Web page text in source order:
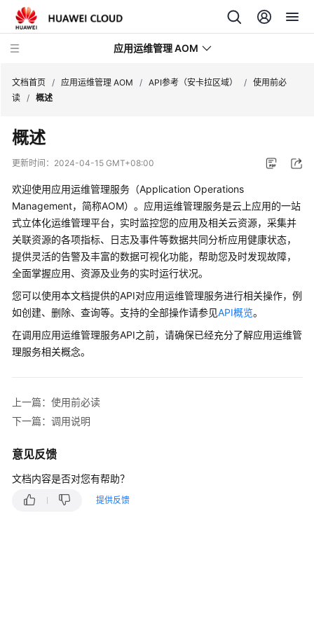
应用运维管理 AOM
最
新
动
产
品
介
绍
费
说
明
门
户
指
南
文档首页 / 应用运维管理 AOM / API参考（安卡拉区域） / 使用前必
读 / 概述
概述
更新时间： 2024-04-15 GMT+08:00
欢迎使用应用运维管理服务（Application Operations
Management，简称AOM）。应用运维管理服务是云上应用的一站
式立体化运维管理平台，实时监控您的应用及相关云资源，采集并
关联资源的各项指标、日志及事件等数据共同分析应用健康状态，
提供灵活的告警及丰富的数据可视化功能，帮助您及时发现故障，
全面掌握应用、资源及业务的实时运行状况。
您可以使用本文档提供的API对应用运维管理服务进行相关操作，例
如创建、删除、查询等。支持的全部操作请参见API概览。
在调用应用运维管理服务API之前，请确保已经充分了解应用运维管
理服务相关概念。
上一篇：使用前必读
下一篇：调用说明
意见反馈
文档内容是否对您有帮助？
提供反馈